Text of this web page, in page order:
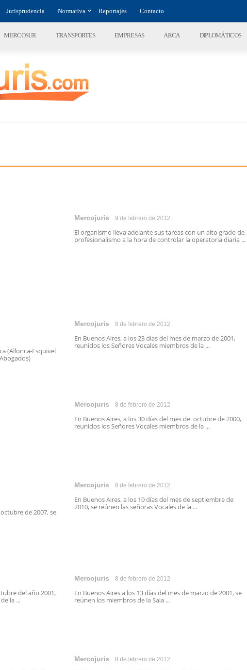
Jurisprudencia Normativa Reportajes Contacto
MERCOSUR TRANSPORTES EMPRESAS ARCA DIPLOMÁTICOS
Mercojuris 9 de febrero de 2012
El organismo lleva adelante sus tareas con un alto grado de
profesionalismo a la hora de controlar la operatoria diaria ...
(Allonca-Esquivel
Mercojuris 8 de febrero de 2012
En Buenos Aires, a los 23 días del mes de marzo de 2001,
reunidos los Señores Vocales miembros de la ...
Mercojuris 8 de febrero de 2012
En Buenos Aires, a los 30 días del mes de octubre de 2000,
reunidos los Señores Vocales miembros de la ...
de 2007, se
Mercojuris 8 de febrero de 2012
En Buenos Aires, a los 10 días del mes de septiembre de
2010, se reúnen las señoras Vocales de la ...
del año 2001,
la ...
Mercojuris 8 de febrero de 2012
En Buenos Aires a los 13 días del mes de marzo de 2001, se
reúnen los miembros de la Sala ...
Mercojuris 8 de febrero de 2012